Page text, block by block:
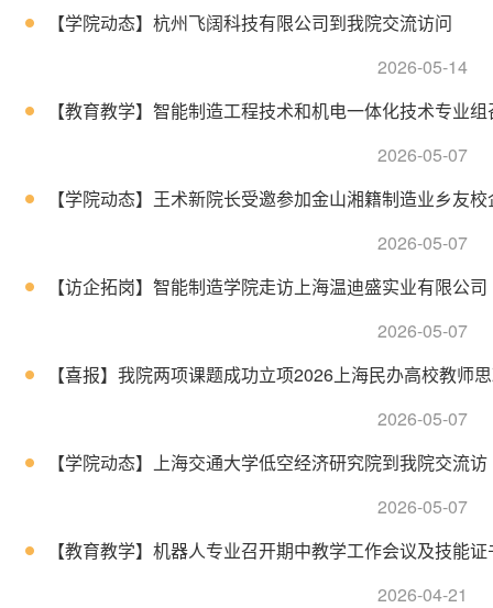
【学院动态】杭州飞阔科技有限公司到我院交流访问
2026-05-14
【教育教学】智能制造工程技术和机电一体化技术专业
2026-05-07
【学院动态】王术新院长受邀参加金山湘籍制造业乡友
2026-05-07
【访企拓岗】智能制造学院走访上海温迪盛实业有限公司
2026-05-07
【喜报】我院两项课题成功立项2026上海民办高校教师
2026-05-07
【学院动态】上海交通大学低空经济研究院到我院交流访
2026-05-07
【教育教学】机器人专业召开期中教学工作会议及技能
2026-04-21